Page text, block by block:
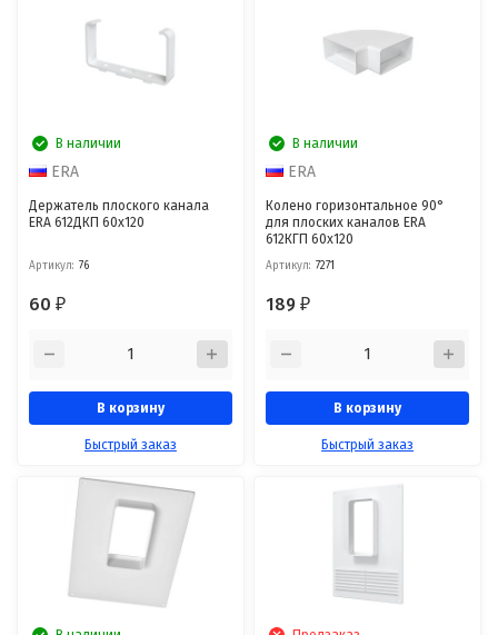
В наличии
ERA
Держатель плоского канала
ERA 612ДКП 60x120
Артикул: 76
60₽
В корзину
Быстрый заказ
В наличии
ERA
Колено горизонтальное 90°
для плоских каналов ERA
612КГП 60x120
Артикул: 7271
189₽
В корзину
Быстрый заказ